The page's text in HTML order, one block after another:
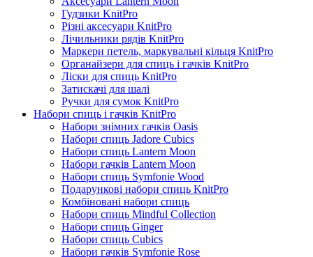
Гудзики KnitPro
Різні аксесуари KnitPro
Лічильники рядів KnitPro
Маркери петель, маркувальні кільця KnitPro
Органайзери для спиць і гачків KnitPro
Ліски для спиць KnitPro
Затискачі для шалі
Ручки для сумок KnitPro
Набори спиць і гачків KnitPro
Набори знімних гачків Oasis
Набори спиць Jadore Cubics
Набори спиць Lantern Moon
Набори гачків Lantern Moon
Набори спиць Symfonie Wood
Подарункові набори спиць KnitPro
Комбіновані набори спиць
Набори спиць Mindful Collection
Набори спиць Ginger
Набори спиць Cubics
Набори гачків Symfonie Rose